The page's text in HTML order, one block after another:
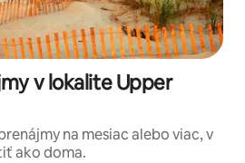
v lokalite Upper
na mesiac alebo viac, v
ako doma.